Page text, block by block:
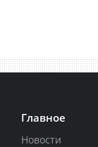
Главное
Новости